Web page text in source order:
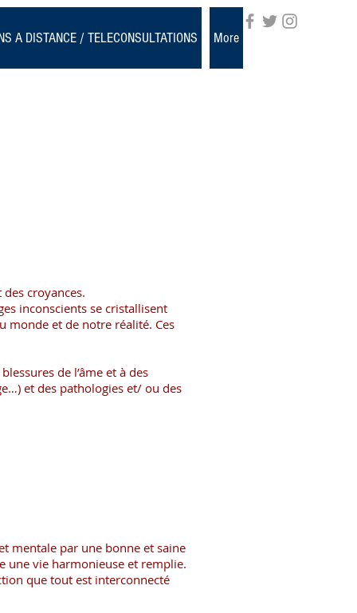
A DISTANCE / TELECONSULTATIONS More
croyances.
inconscients se cristallisent
monde et de notre réalité. Ces
de l’âme et à des
et des pathologies et/ ou des
mentale par une bonne et saine
une vie harmonieuse et remplie.
que tout est interconnecté